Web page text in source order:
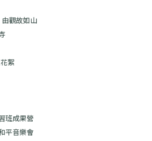
觀故如山
絮
班成果營
平音樂會